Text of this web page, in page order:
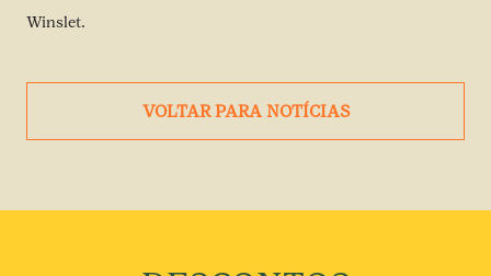
Winslet.
VOLTAR PARA NOTÍCIAS